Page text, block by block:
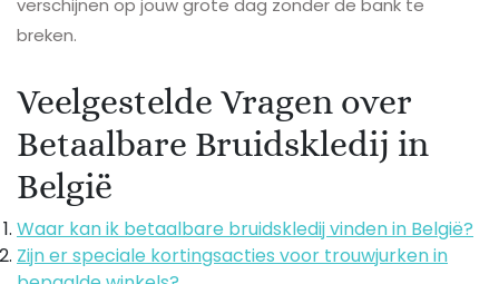
verschijnen op jouw grote dag zonder de bank te
breken.
Veelgestelde Vragen over
Betaalbare Bruidskledij in
België
Waar kan ik betaalbare bruidskledij vinden in België?
Zijn er speciale kortingsacties voor trouwjurken in